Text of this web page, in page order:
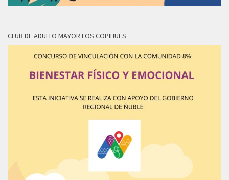
CLUB DE ADULTO MAYOR LOS COPIHUES